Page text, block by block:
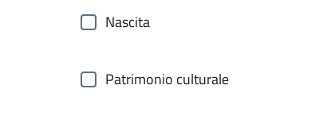
Nascita
Patrimonio culturale